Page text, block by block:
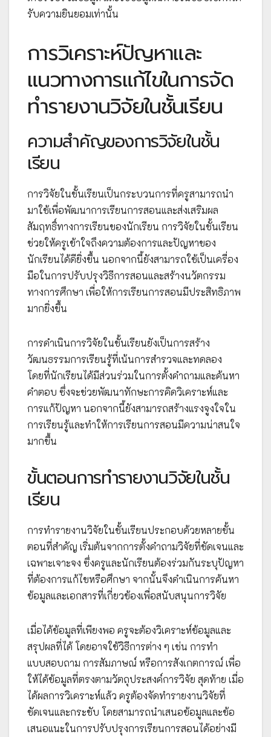
รับความยินยอมเท่านั้น
การวิเคราะห์ปัญหาและ
แนวทางการแก้ไขในการจัด
ทำรายงานวิจัยในชั้นเรียน
ความสำคัญของการวิจัยในชั้น
เรียน
การวิจัยในชั้นเรียนเป็นกระบวนการที่ครูสามารถนำ
มาใช้เพื่อพัฒนาการเรียนการสอนและส่งเสริมผล
สัมฤทธิ์ทางการเรียนของนักเรียน การวิจัยในชั้นเรียน
ช่วยให้ครูเข้าใจถึงความต้องการและปัญหาของ
นักเรียนได้ดียิ่งขึ้น นอกจากนี้ยังสามารถใช้เป็นเครื่อง
มือในการปรับปรุงวิธีการสอนและสร้างนวัตกรรม
ทางการศึกษา เพื่อให้การเรียนการสอนมีประสิทธิภาพ
มากยิ่งขึ้น
การดำเนินการวิจัยในชั้นเรียนยังเป็นการสร้าง
วัฒนธรรมการเรียนรู้ที่เน้นการสำรวจและทดลอง
โดยที่นักเรียนได้มีส่วนร่วมในการตั้งคำถามและค้นหา
คำตอบ ซึ่งจะช่วยพัฒนาทักษะการคิดวิเคราะห์และ
การแก้ปัญหา นอกจากนี้ยังสามารถสร้างแรงจูงใจใน
การเรียนรู้และทำให้การเรียนการสอนมีความน่าสนใจ
มากขึ้น
ขั้นตอนการทำรายงานวิจัยในชั้น
เรียน
การทำรายงานวิจัยในชั้นเรียนประกอบด้วยหลายขั้น
ตอนที่สำคัญ เริ่มต้นจากการตั้งคำถามวิจัยที่ชัดเจนและ
เฉพาะเจาะจง ซึ่งครูและนักเรียนต้องร่วมกันระบุปัญหา
ที่ต้องการแก้ไขหรือศึกษา จากนั้นจึงดำเนินการค้นหา
ข้อมูลและเอกสารที่เกี่ยวข้องเพื่อสนับสนุนการวิจัย
เมื่อได้ข้อมูลที่เพียงพอ ครูจะต้องวิเคราะห์ข้อมูลและ
สรุปผลที่ได้ โดยอาจใช้วิธีการต่าง ๆ เช่น การทำ
แบบสอบถาม การสัมภาษณ์ หรือการสังเกตการณ์ เพื่อ
ให้ได้ข้อมูลที่ตรงตามวัตถุประสงค์การวิจัย สุดท้าย เมื่อ
ได้ผลการวิเคราะห์แล้ว ครูต้องจัดทำรายงานวิจัยที่
ชัดเจนและกระชับ โดยสามารถนำเสนอข้อมูลและข้อ
เสนอแนะในการปรับปรุงการเรียนการสอนได้อย่างมี